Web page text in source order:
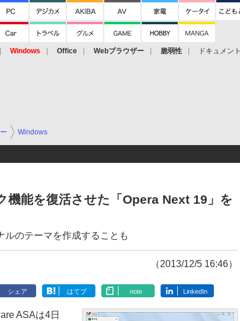
Windows Office Webブラウザー 脆弱性 ドキュメント
Windows
機能を復活させた「Opera Next 19」を
ルのテーマを作成することも
（2013/12/5 16:46）
シェア はてブ note LinkedIn
ASAは4日